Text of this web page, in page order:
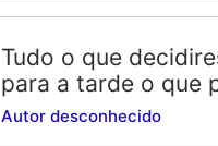
Tudo o que
para a tarde o que
Autor desconhecido